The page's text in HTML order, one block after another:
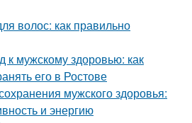
волос: как правильно
к мужскому здоровью: как
его в Ростове
мужского здоровья:
и энергию